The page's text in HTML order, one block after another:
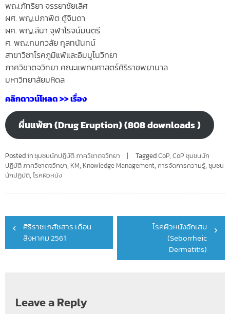
พญ.ภัทริยา จรรยาชัยเลิศ
ผศ. พญ.ปภาพิต ตู้จินดา
ผศ. พญ.ลีนา จุฬาโรจน์มนตรี
ศ. พญ.กนกวลัย กุลทนันทน์
สาขาวิชาโรคภูมิแพ้และอิมมูโนวิทยา
ภาควิชาตจวิทยา คณะแพทยศาสตร์ศิริราชพยาบาล
มหาวิทยาลัยมหิดล
คลิกดาวน์โหลด >> เรื่อง
ผื่นแพ้ยา (Drug Eruption) (808 downloads )
Posted inชุมชนนักปฏิบัติ ภาควิชาตจวิทยา TaggedCoP, CoP ชุมชนนัก
ปฏิบัติ ภาควิชาตจวิทยา, KM, Knowledge Management, การจัดการความรู้, ชุมชน
นักปฏิบัติ, โรคผิวหนัง
Post
navigation
ศิริราชเภสัชสาร เดือน
สิงหาคม 2561
โรคผิวหนังอักเสบ
(Seborrheic
Dermatitis)
Leave a Reply